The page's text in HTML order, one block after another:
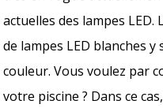
actuelles des lampes
de lampes LED blanches
couleur. Vous voulez par
votre piscine ? Dans ce